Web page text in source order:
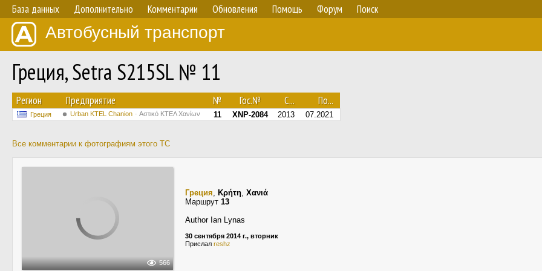
База данных Дополнительно Комментарии Обновления Помощь Форум Поиск
Автобусный транспорт
Греция, Setra S215SL № 11
Регион Предприятие № Гос.№ С... По...
Греция Urban KTEL Chanion Αστικό ΚΤΕΛ Χανίων 11 XNP-2084 2013 07.2021
Все комментарии к фотографиям этого ТС
566
Греция, Κρήτη, Χανιά
Маршрут 13
Author Ian Lynas
30 сентября 2014 г., вторник
Прислал reshz